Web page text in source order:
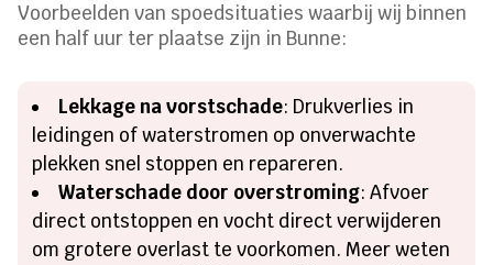
Voorbeelden van spoedsituaties waarbij wij binnen
een half uur ter plaatse zijn in Bunne:
Lekkage na vorstschade: Drukverlies in
leidingen of waterstromen op onverwachte
plekken snel stoppen en repareren.
Waterschade door overstroming: Afvoer
direct ontstoppen en vocht direct verwijderen
om grotere overlast te voorkomen. Meer weten